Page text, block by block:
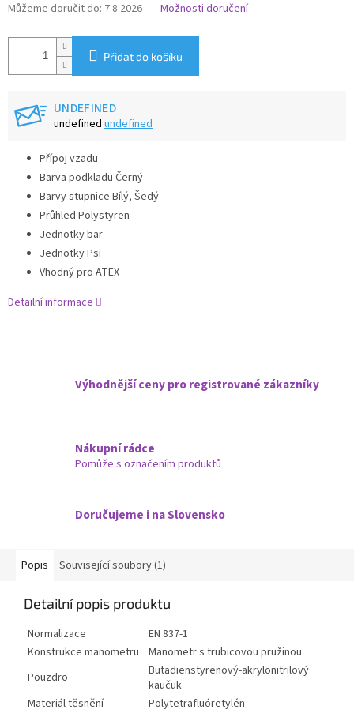
Můžeme doručit do: 7.8.2026 Možnosti doručení
Přidat do košíku
UNDEFINED
undefined undefined
Přípoj vzadu
Barva podkladu Černý
Barvy stupnice Bílý, Šedý
Průhled Polystyren
Jednotky bar
Jednotky Psi
Vhodný pro ATEX
Detailní informace
Výhodnější ceny pro registrované zákazníky
Nákupní rádce
Pomůže s označením produktů
Doručujeme i na Slovensko
Popis Související soubory (1)
Detailní popis produktu
Normalizace
EN 837-1
Konstrukce manometru
Manometr s trubicovou pružinou
Pouzdro
Butadienstyrenový-akrylonitrilový
kaučuk
Materiál těsnění
Polytetrafluóretylén